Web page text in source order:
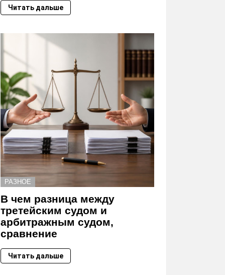
Читать дальше
РАЗНОЕ
В чем разница между
третейским судом и
арбитражным судом,
сравнение
Читать дальше